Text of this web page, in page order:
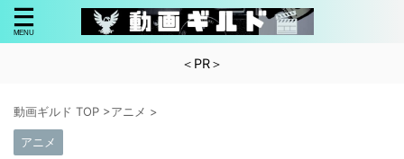
＜PR＞
動画ギルド TOP >アニメ >
アニメ